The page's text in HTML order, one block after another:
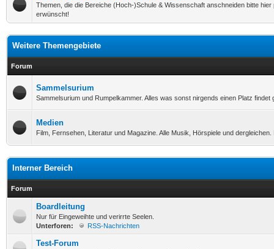
Themen, die die Bereiche (Hoch-)Schule & Wissenschaft anschneiden bitte hier
erwünscht!
Weitere Themengebiete
Forum
Sammelsurium
Sammelsurium und Rumpelkammer. Alles was sonst nirgends einen Platz findet
Medien
Film, Fernsehen, Literatur und Magazine. Alle Musik, Hörspiele und dergleichen.
Interner Bereich
Forum
Boardleitung
Nur für Eingeweihte und verirrte Seelen.
Unterforen:
RSS-Nachrichten
Test-Forum